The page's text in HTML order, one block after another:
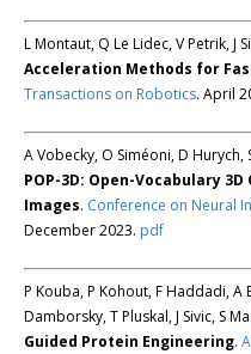
L Montaut, Q Le Lidec, V Petrik, J
Acceleration Methods for
Transactions on Robotics. April
A Vobecky, O Siméoni, D Hurych,
POP-3D: Open-Vocabulary
Images. Conference on Neural
December 2023. pdf
P Kouba, P Kohout, F Haddadi, A
Damborsky, T Pluskal, J Sivic, S
Guided Protein Engineering.